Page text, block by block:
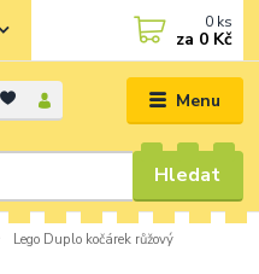
Menu
Hledat
0 ks
za 0 Kč
Lego Duplo kočárek růžový